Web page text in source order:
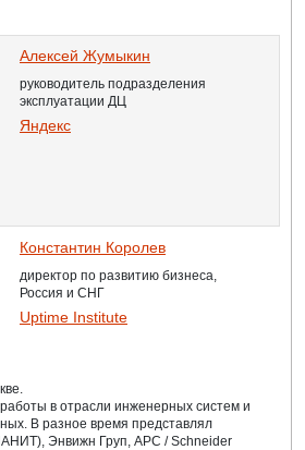
Алексей Жумыкин
руководитель подразделения
эксплуатации ДЦ
Яндекс
Константин Королев
директор по развитию бизнеса,
Россия и СНГ
Uptime Institute
в отрасли инженерных систем и
В разное время представлял
Энвижн Груп, APC / Schneider